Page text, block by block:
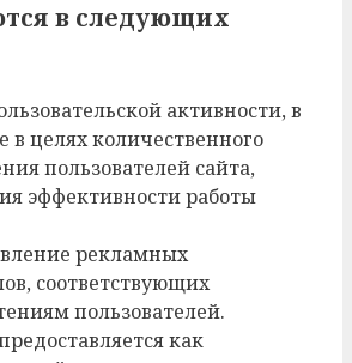
в следующих
активности, в
в целях количественного
пользователей сайта,
эффективности работы
рекламных
соответствующих
пользователей.
как